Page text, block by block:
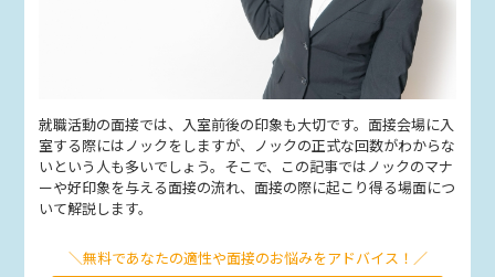
就職活動の面接では、入室前後の印象も大切です。面接会場に入
室する際にはノックをしますが、ノックの正式な回数がわからな
いという人も多いでしょう。そこで、この記事ではノックのマナ
ーや好印象を与える面接の流れ、面接の際に起こり得る場面につ
いて解説します。
＼無料であなたの適性や面接のお悩みをアドバイス！／